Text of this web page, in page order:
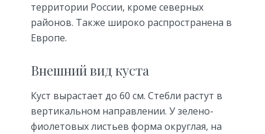
территории России, кроме северных
районов. Также широко распространена в
Европе.
Внешний вид куста
Куст вырастает до 60 см. Стебли растут в
вертикальном направлении. У зелено-
фиолетовых листьев форма округлая, на